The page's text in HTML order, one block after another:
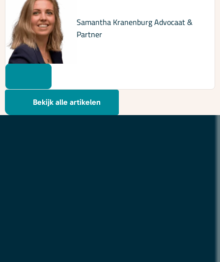
Samantha KranenburgAdvocaat &
Partner
Bekijk alle artikelen